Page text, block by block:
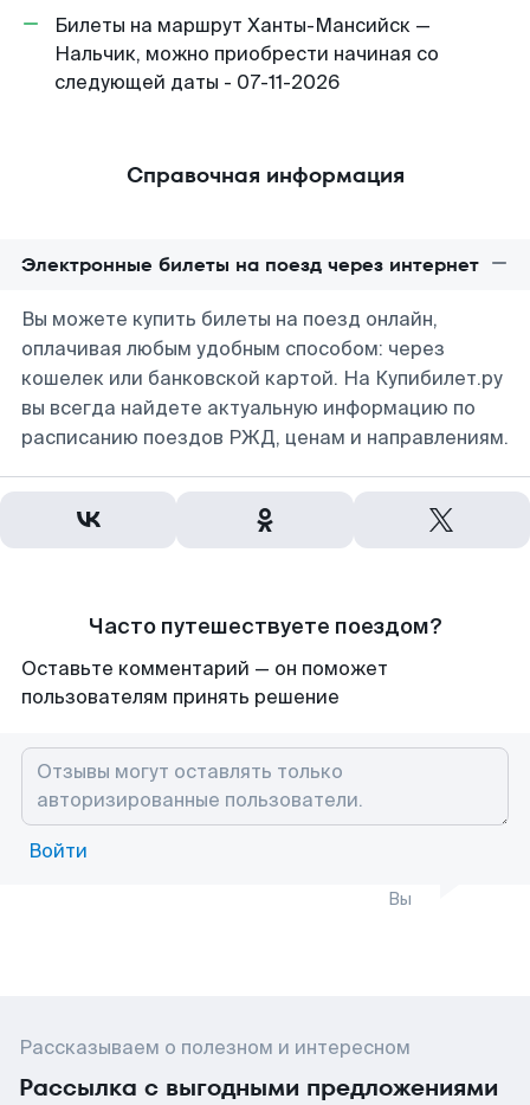
Билеты на маршрут Ханты-Мансийск —
Нальчик, можно приобрести начиная со
следующей даты - 07-11-2026
Справочная информация
Электронные билеты на поезд через интернет
Вы можете купить билеты на поезд онлайн,
оплачивая любым удобным способом: через
кошелек или банковской картой. На Купибилет.ру
вы всегда найдете актуальную информацию по
расписанию поездов РЖД, ценам и направлениям.
Часто путешествуете поездом?
Оставьте комментарий — он поможет
пользователям принять решение
Войти
Вы
Рассказываем о полезном и интересном
Рассылка с выгодными предложениями